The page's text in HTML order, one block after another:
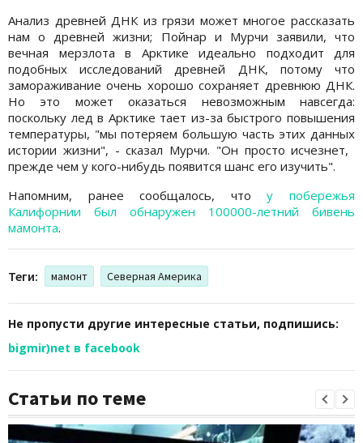
Анализ древней ДНК из грязи может многое рассказать
нам о древней жизни; Пойнар и Мурчи заявили, что
вечная мерзлота в Арктике идеально подходит для
подобных исследований древней ДНК, потому что
замораживание очень хорошо сохраняет древнюю ДНК.
Но это может оказаться невозможным навсегда:
поскольку лед в Арктике тает из-за быстрого повышения
температуры, "мы потеряем большую часть этих данных
истории жизни", - сказал Мурчи. "Он просто исчезнет, ​​
прежде чем у кого-нибудь появится шанс его изучить".
Напомним, ранее сообщалось, чтоу побережья
Калифорнии был обнаружен 100000-летний бивень
мамонта.
Теги: мамонт Северная Америка
Не пропусти другие интересные статьи, подпишись:
bigmir)net в facebook
Статьи по теме